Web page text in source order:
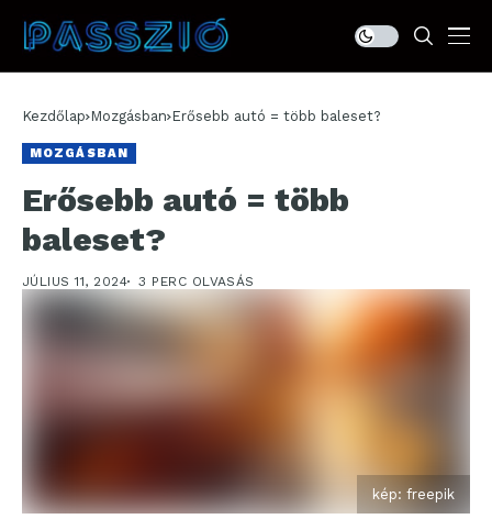
Kezdőlap Mozgásban Erősebb autó = több baleset?
MOZGÁSBAN
Erősebb autó = több
baleset?
JÚLIUS 11, 2024 3 PERC OLVASÁS
kép: freepik